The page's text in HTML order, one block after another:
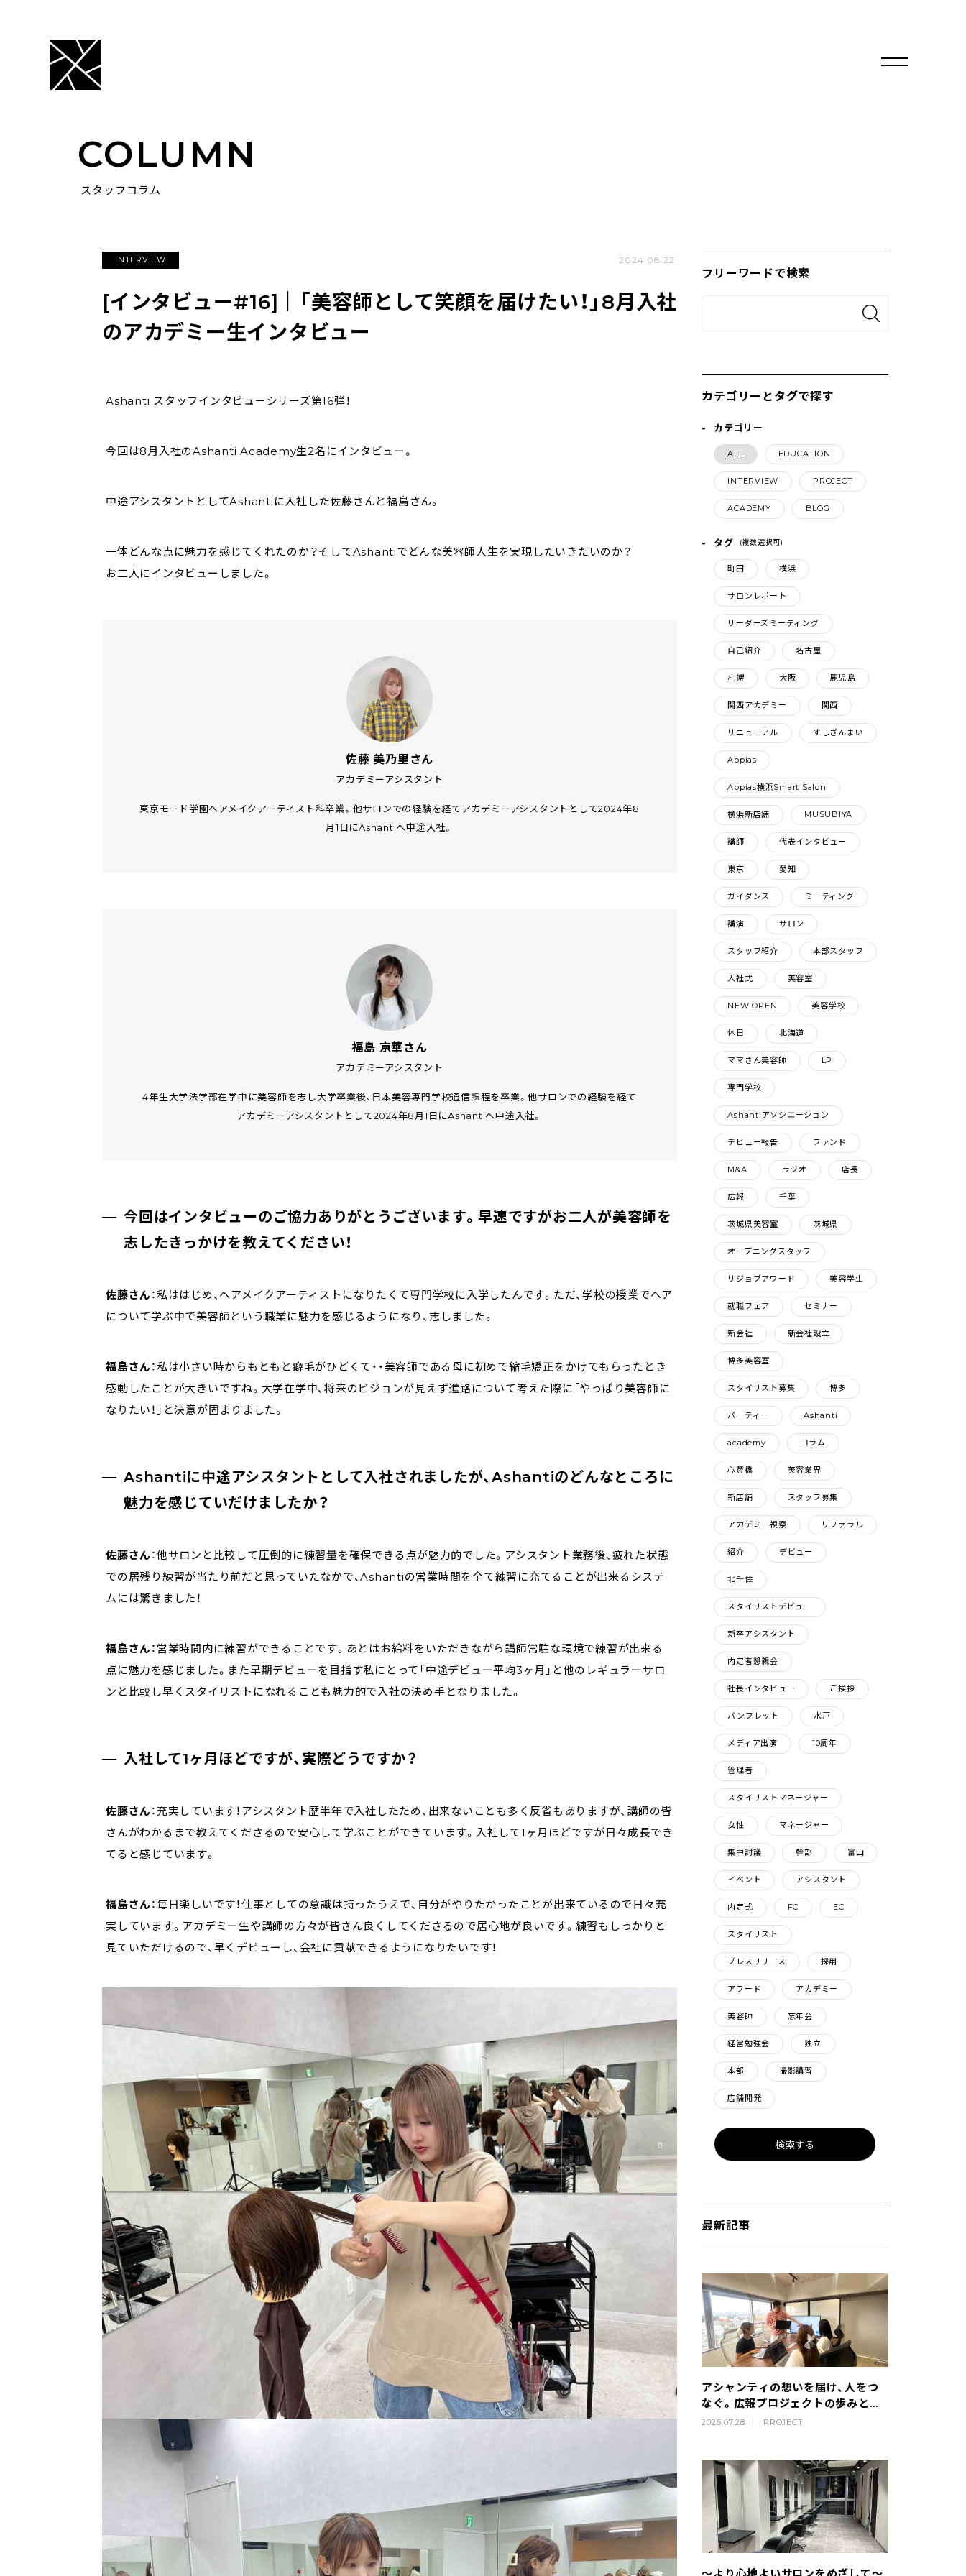
COLUMN
スタッフコラム
INTERVIEW 2024.08.22
[インタビュー#16]｜「美容師として笑顔を届けたい！」8月入社
のアカデミー生インタビュー
Ashanti スタッフインタビューシリーズ第16弾！
今回は8月入社のAshanti Academy生2名にインタビュー。
中途アシスタントとしてAshantiに入社した佐藤さんと福島さん。
一体どんな点に魅力を感じてくれたのか？そしてAshantiでどんな美容師人生を実現したいきたいのか？
お二人にインタビューしました。
佐藤 美乃里さん
アカデミーアシスタント
東京モード学園ヘアメイクアーティスト科卒業。他サロンでの経験を経てアカデミーアシスタントとして2024年8
月1日にAshantiへ中途入社。
福島 京華さん
アカデミーアシスタント
4年生大学法学部在学中に美容師を志し大学卒業後、日本美容専門学校通信課程を卒業。他サロンでの経験を経て
アカデミーアシスタントとして2024年8月1日にAshantiへ中途入社。
今回はインタビューのご協力ありがとうございます。早速ですがお二人が美容師を
志したきっかけを教えてください！
佐藤さん ：私ははじめ、ヘアメイクアーティストになりたくて専門学校に入学したんです。ただ、学校の授業でヘア
について学ぶ中で美容師という職業に魅力を感じるようになり、志しました。
福島さん ：私は小さい時からもともと癖毛がひどくて・・美容師である母に初めて縮毛矯正をかけてもらったとき
感動したことが大きいですね。大学在学中、将来のビジョンが見えず進路について考えた際に「やっぱり美容師に
なりたい！」と決意が固まりました。
Ashantiに中途アシスタントとして入社されましたが、Ashantiのどんなところに
魅力を感じていだけましたか？
佐藤さん ：他サロンと比較して圧倒的に練習量を確保できる点が魅力的でした。アシスタント業務後、疲れた状態
での居残り練習が当たり前だと思っていたなかで、Ashantiの営業時間を全て練習に充てることが出来るシステ
ムには驚きました！
福島さん ：営業時間内に練習ができることです。あとはお給料をいただきながら講師常駐な環境で練習が出来る
点に魅力を感じました。また早期デビューを目指す私にとって「中途デビュー平均3ヶ月」と他のレギュラーサロ
ンと比較し早くスタイリストになれることも魅力的で入社の決め手となりました。
入社して1ヶ月ほどですが、実際どうですか？
佐藤さん ：充実しています！アシスタント歴半年で入社したため、出来ないことも多く反省もありますが、講師の皆
さんがわかるまで教えてくださるので安心して学ぶことができています。入社して1ヶ月ほどですが日々成長でき
てると感じています。
福島さん ：毎日楽しいです！仕事としての意識は持ったうえで、自分がやりたかったことが出来ているので日々充
実しています。アカデミー生や講師の方々が皆さん良くしてくださるので居心地が良いです。練習もしっかりと
見ていただけるので、早くデビューし、会社に貢献できるようになりたいです！
フリーワードで検索
カテゴリーとタグで探す
カテゴリー
ALL EDUCATION
INTERVIEW PROJECT
ACADEMY BLOG
タグ (複数選択可)
町田 横浜
サロンレポート
リーダーズミーティング
自己紹介 名古屋
札幌 大阪 鹿児島
関西アカデミー 関西
リニューアル すしざんまい
Appias
Appias横浜Smart Salon
横浜新店舗 MUSUBIYA
講師 代表インタビュー
東京 愛知
ガイダンス ミーティング
講演 サロン
スタッフ紹介 本部スタッフ
入社式 美容室
NEW OPEN 美容学校
休日 北海道
ママさん美容師 LP
専門学校
Ashantiアソシエーション
デビュー報告 ファンド
M&A ラジオ 店長
広報 千葉
茨城県美容室 茨城県
オープニングスタッフ
リジョブアワード 美容学生
就職フェア セミナー
新会社 新会社設立
博多美容室
スタイリスト募集 博多
パーティー Ashanti
academy コラム
心斎橋 美容業界
新店舗 スタッフ募集
アカデミー視察 リファラル
紹介 デビュー
北千住
スタイリストデビュー
新卒アシスタント
内定者懇親会
社長インタビュー ご挨拶
バンフレット 水戸
メディア出演 10周年
管理者
スタイリストマネージャー
女性 マネージャー
集中討議 幹部 富山
イベント アシスタント
内定式 FC EC
スタイリスト
プレスリリース 採用
アワード アカデミー
美容師 忘年会
経営勉強会 独立
本部 撮影講習
店舗開発
最新記事
アシャンティの想いを届け、人をつ
なぐ。広報プロジェクトの歩みとこ
れから
2026.07.28 PROJECT